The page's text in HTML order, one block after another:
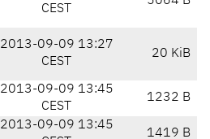
CEST
2013-09-09 13:27
CEST
20 KiB
2013-09-09 13:45
CEST
1232 B
2013-09-09 13:45
1419 B